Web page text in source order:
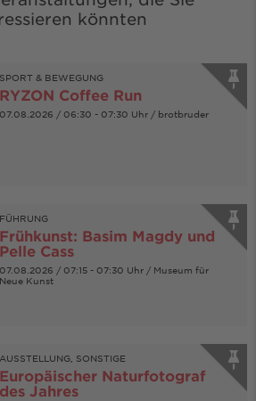
könnten
SPORT & BEWEGUNG
RYZON Coffee Run
07.08.2026 / 06:30 - 07:30 Uhr / brotbruder
FÜHRUNG
Frühkunst: Basim Magdy und
Pelle Cass
07.08.2026 / 07:15 - 07:30 Uhr / Museum für
Neue Kunst
AUSSTELLUNG, SONSTIGE
Europäischer Naturfotograf
des Jahres